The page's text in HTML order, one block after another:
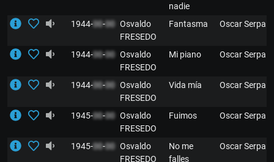
nadie
1944-00-00 Osvaldo
FRESEDO
Fantasma Oscar Serpa
1944-00-00 Osvaldo
FRESEDO
Mi piano Oscar Serpa
1944-00-00 Osvaldo
FRESEDO
Vida mía Oscar Serpa
1945-00-00 Osvaldo
FRESEDO
Fuimos Oscar Serpa
1945-00-00 Osvaldo
FRESEDO
No me
falles
Oscar Serpa